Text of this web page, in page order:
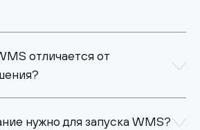
отличается от
нужно для запуска WMS?